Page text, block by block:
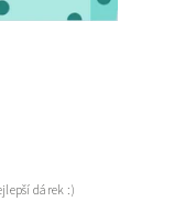
dárek :)